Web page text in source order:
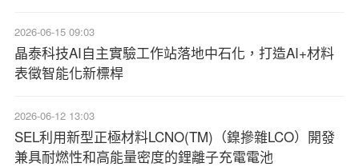
2026-06-15 09:03
晶泰科技AI自主實驗工作站落地中石化，打造AI+材料
表徵智能化新標桿
2026-06-12 13:03
SEL利用新型正極材料LCNO(TM)（鎳摻雜LCO）開發
兼具耐燃性和高能量密度的鋰離子充電電池